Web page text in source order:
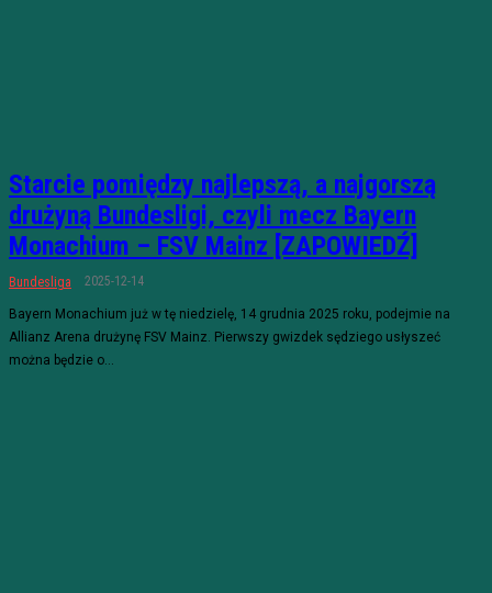
Starcie pomiędzy najlepszą, a najgorszą
drużyną Bundesligi, czyli mecz Bayern
Monachium – FSV Mainz [ZAPOWIEDŹ]
Bundesliga 2025-12-14
Bayern Monachium już w tę niedzielę, 14 grudnia 2025 roku, podejmie na
Allianz Arena drużynę FSV Mainz. Pierwszy gwizdek sędziego usłyszeć
można będzie o...